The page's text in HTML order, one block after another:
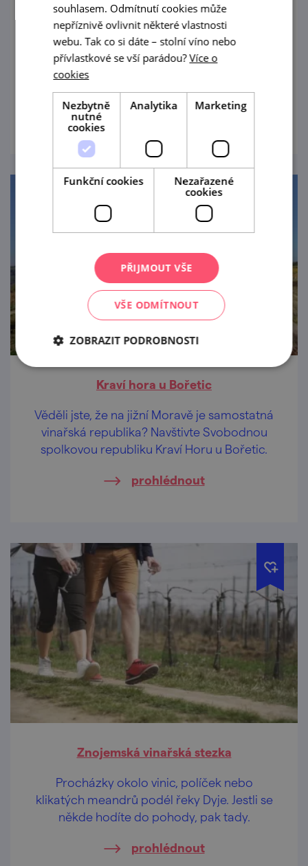
Areál vinných sklepů Plže
Tak nádherně bílomodré jako sklípky Plže
jsou snad jen stavby na řeckém ostrově
prohlédnout
Kraví hora u Bořetic
Věděli jste, že na jižní Moravě je samostatná
vinařská republika? Navštivte Svobodnou
spolkovou republiku Kraví Horu u Bořetic.
prohlédnout
Znojemská vinařská stezka
Procházky okolo vinic, políček nebo
klikatých meandrů podél řeky Dyje. Jestli se
někde hodíte do pohody, pak tady.
prohlédnout
souhlasem. Odmítnutí cookies může
nepříznivě ovlivnit některé vlastnosti
webu. Tak co si dáte – stolní víno nebo
přívlastkové se vší parádou?Více o
cookies
Nezbytně
nutné
cookies
Analytika Marketing
Funkční cookies
Nezařazené
cookies
PŘIJMOUT VŠE
VŠE ODMÍTNOUT
ZOBRAZIT PODROBNOSTI